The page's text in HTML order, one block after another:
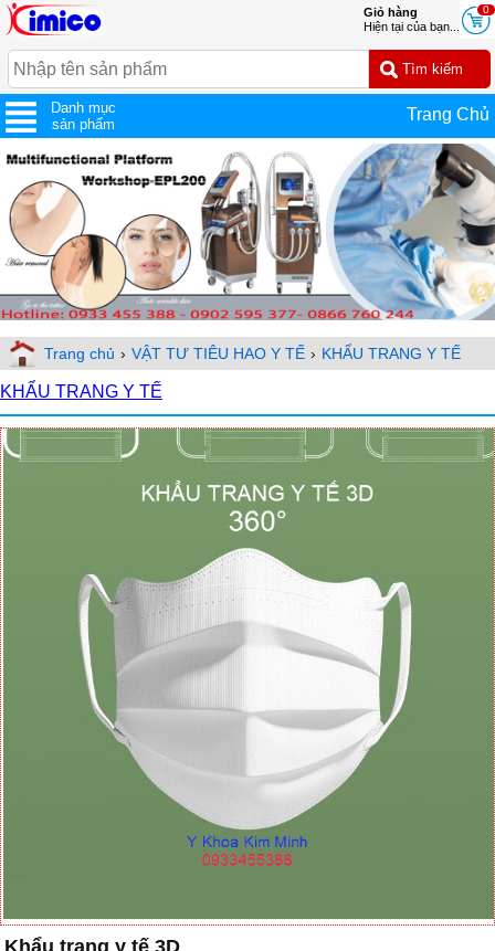
0
Giỏ hàng
Hiện tại của bạn...
Danh mục
sản phẩm
Trang Chủ
Trang chủ › VẬT TƯ TIÊU HAO Y TẾ › KHẨU TRANG Y TẾ
KHẨU TRANG Y TẾ
Khẩu trang y tế 3D